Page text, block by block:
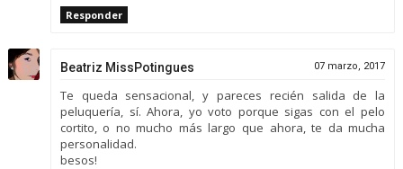
Responder
Beatriz MissPotingues 07 marzo, 2017
Te queda sensacional, y pareces recién salida de la
peluquería, sí. Ahora, yo voto porque sigas con el pelo
cortito, o no mucho más largo que ahora, te da mucha
personalidad.
besos!